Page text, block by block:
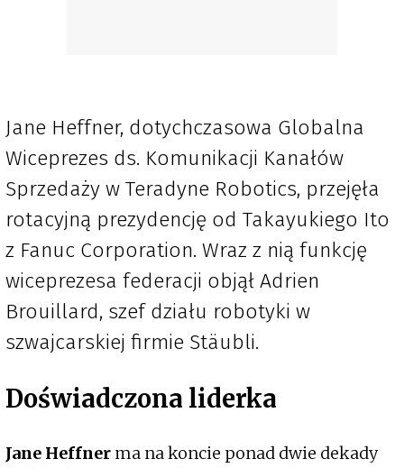
Jane Heffner, dotychczasowa Globalna
Wiceprezes ds. Komunikacji Kanałów
Sprzedaży w Teradyne Robotics, przejęła
rotacyjną prezydencję od Takayukiego Ito
z Fanuc Corporation. Wraz z nią funkcję
wiceprezesa federacji objął Adrien
Brouillard, szef działu robotyki w
szwajcarskiej firmie Stäubli.
Doświadczona liderka
Jane Heffner ma na koncie ponad dwie dekady